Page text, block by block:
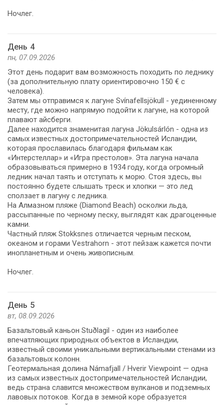
Ночлег.
День 4
пн, 07.09.2026
Этот день подарит вам возможность походить по леднику
(за дополнительную плату ориентировочно 150 € с
человека).
Затем мы отправимся к лагуне Svínafellsjökull - уединенному
месту, где можно напрямую подойти к лагуне, на которой
плавают айсберги.
Далее находится знаменитая лагуна Jökulsárlón - одна из
самых известных достопримечательностей Исландии,
которая прославилась благодаря фильмам как
«Интерстеллар» и «Игра престолов». Эта лагуна начала
образовываться примерно в 1934 году, когда огромный
ледник начал таять и отступать к морю. Стоя здесь, вы
постоянно будете слышать треск и хлопки — это лед
сползает в лагуну с ледника.
На Алмазном пляже (Diamond Beach) осколки льда,
рассыпанные по черному песку, выглядят как драгоценные
камни.
Частный пляж Stokksnes отличается черным песком,
океаном и горами Vestrahorn - этот пейзаж кажется почти
инопланетным и очень живописным.
Ночлег.
День 5
вт, 08.09.2026
Базальтовый каньон Stuðlagil - один из наиболее
впечатляющих природных объектов в Исландии,
известный своими уникальными вертикальными стенами из
базальтовых колонн.
Геотермальная долина Námafjall / Hverir Viewpoint — одна
из самых известных достопримечательностей Исландии,
ведь страна славится множеством вулканов и подземных
лавовых потоков. Когда в земной коре образуется